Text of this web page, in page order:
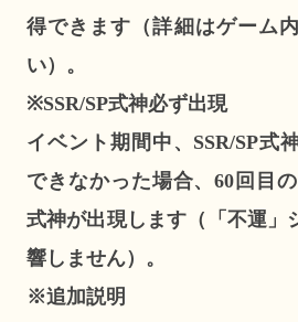
得できます（詳細はゲーム
い）。
※SSR/SP式神必ず出現
イベント期間中、SSR/SP式
できなかった場合、60回目
式神が出現します（「不運」
響しません）。
※追加説明